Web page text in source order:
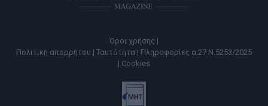
Όροι χρήσης |
Πολιτική απορρήτου | Ταυτότητα | Πληροφορίες α.27 Ν.5253/2025
| Cookies